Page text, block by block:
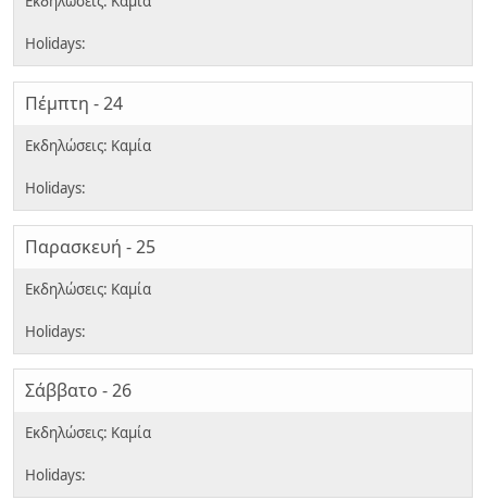
Πέμπτη - 24
Παρασκευή - 25
Σάββατο - 26